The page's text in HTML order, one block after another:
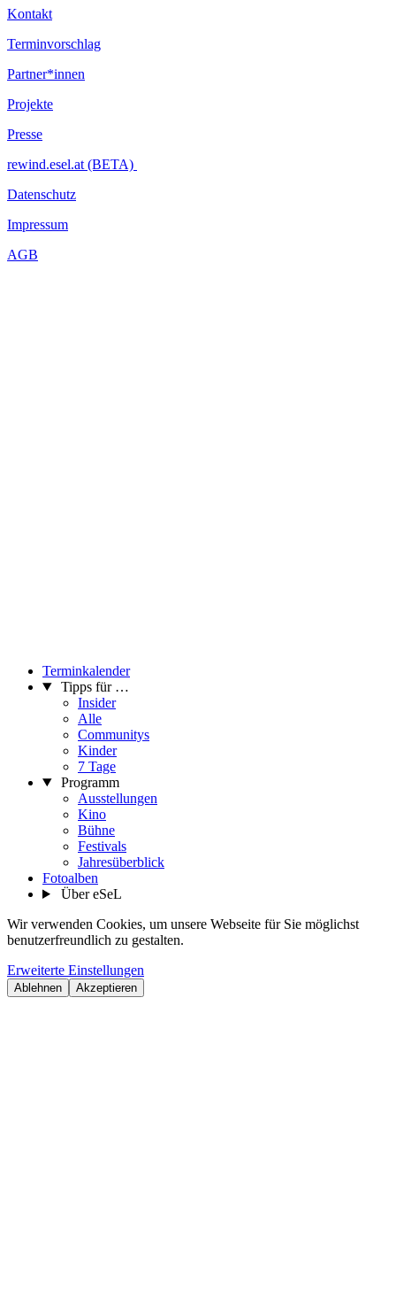
Kontakt
Terminvorschlag
Partner*innen
Projekte
Presse
rewind.esel.at (BETA)
Datenschutz
Impressum
AGB
Terminkalender
Tipps für …
Insider
Alle
Communitys
Kinder
7 Tage
Programm
Ausstellungen
Kino
Bühne
Festivals
Jahresüberblick
Fotoalben
Über eSeL
Wir verwenden Cookies, um unsere Webseite für Sie möglichst
benutzerfreundlich zu gestalten.
Erweiterte Einstellungen
Ablehnen Akzeptieren